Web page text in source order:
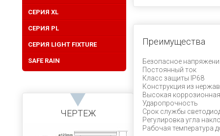
Преимущества
Безопасное
Постоянный ток
Класс защиты IP68
Конструкция из
Высокая
Ударопрочность
Срок службы
Регулировка угла
Рабочая температура
CЕРИЯ XL
СЕРИЯ PL
СЕРИЯ LIGHT FIXTURE
SAFE RAIN
ЧЕРТЕЖ